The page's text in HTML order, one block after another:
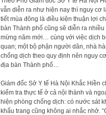
vẫn diễn ra như hiện nay thì nguy cơ
tiết mùa đông là điều kiện thuận lợi
bàn Thành phố cũng sẽ diễn ra
mừng năm mới… cùng với việc dịch
quan; một bộ phận người dân, nhà
chống dịch theo quy định nên nguy
địa bàn Thành phố…
Giám đốc Sở Y tế Hà Nội Khắc Hiền
kiểm tra thực tế ở cả nội thành và
hiện phòng chống dịch: có nước sát
khẩu trang cũng không ai nhắc nhở.